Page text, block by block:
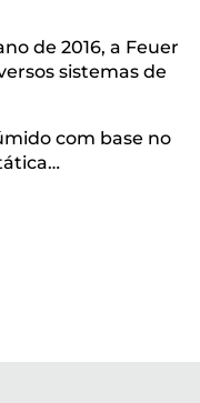
de 2016, a Feuer
sistemas de
com base no